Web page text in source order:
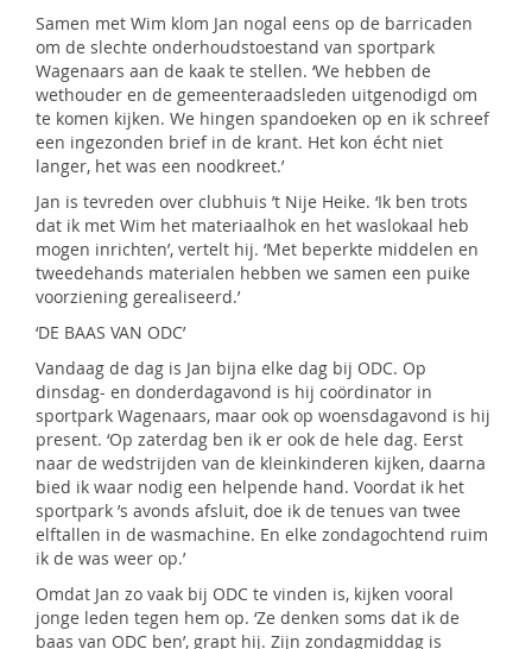
Samen met Wim klom Jan nogal eens op de barricaden
om de slechte onderhoudstoestand van sportpark
Wagenaars aan de kaak te stellen. ‘We hebben de
wethouder en de gemeenteraadsleden uitgenodigd om
te komen kijken. We hingen spandoeken op en ik schreef
een ingezonden brief in de krant. Het kon écht niet
langer, het was een noodkreet.’
Jan is tevreden over clubhuis ’t Nije Heike. ‘Ik ben trots
dat ik met Wim het materiaalhok en het waslokaal heb
mogen inrichten’, vertelt hij. ‘Met beperkte middelen en
tweedehands materialen hebben we samen een puike
voorziening gerealiseerd.’
‘DE BAAS VAN ODC’
Vandaag de dag is Jan bijna elke dag bij ODC. Op
dinsdag- en donderdagavond is hij coördinator in
sportpark Wagenaars, maar ook op woensdagavond is hij
present. ‘Op zaterdag ben ik er ook de hele dag. Eerst
naar de wedstrijden van de kleinkinderen kijken, daarna
bied ik waar nodig een helpende hand. Voordat ik het
sportpark ’s avonds afsluit, doe ik de tenues van twee
elftallen in de wasmachine. En elke zondagochtend ruim
ik de was weer op.’
Omdat Jan zo vaak bij ODC te vinden is, kijken vooral
jonge leden tegen hem op. ‘Ze denken soms dat ik de
baas van ODC ben’, grapt hij. Zijn zondagmiddag is